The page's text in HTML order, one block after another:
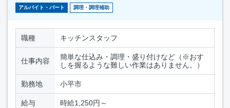
アルバイト・パート 調理・調理補助
職種 キッチンスタッフ
仕事内容
簡単な仕込み・調理・盛り付けなど（※おす
しを握るような難しい作業はありません。）
勤務地 小平市
給与 時給1,250円～